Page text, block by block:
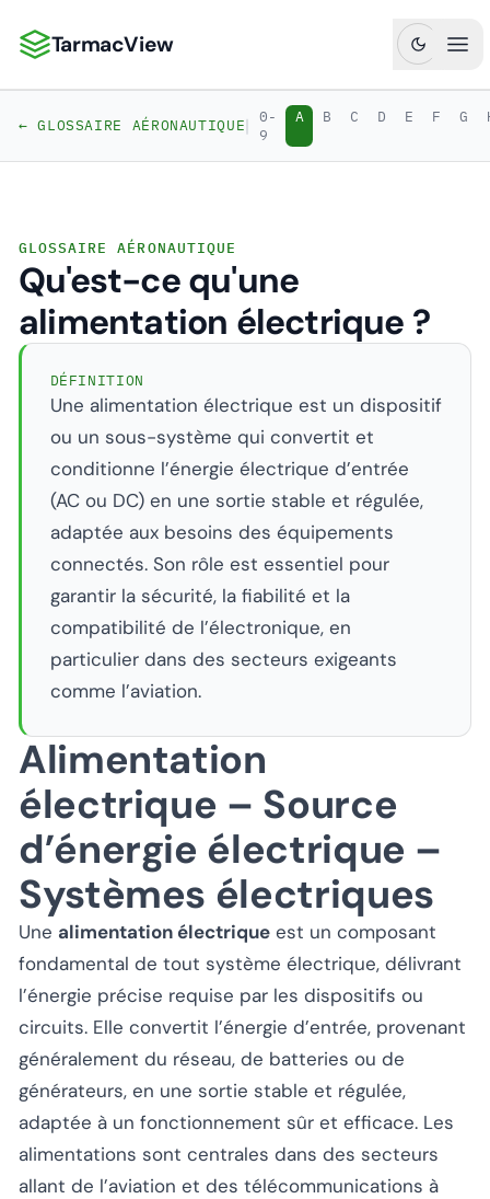
TarmacView : Analyses aéronautiques de précision
TarmacView
← GLOSSAIRE AÉRONAUTIQUE| 0-
9
A B C D E F G
GLOSSAIRE AÉRONAUTIQUE
Qu'est-ce qu'une
alimentation électrique ?
DÉFINITION
Une alimentation électrique est un dispositif
ou un sous-système qui convertit et
conditionne l’énergie électrique d’entrée
(AC ou DC) en une sortie stable et régulée,
adaptée aux besoins des équipements
connectés. Son rôle est essentiel pour
garantir la sécurité, la fiabilité et la
compatibilité de l’électronique, en
particulier dans des secteurs exigeants
comme l’aviation.
Alimentation
électrique – Source
d’énergie électrique –
Systèmes électriques
Une alimentation électrique est un composant
fondamental de tout système électrique, délivrant
l’énergie précise requise par les dispositifs ou
circuits. Elle convertit l’énergie d’entrée, provenant
généralement du réseau, de batteries ou de
générateurs, en une sortie stable et régulée,
adaptée à un fonctionnement sûr et efficace. Les
alimentations sont centrales dans des secteurs
allant de l’aviation et des télécommunications à